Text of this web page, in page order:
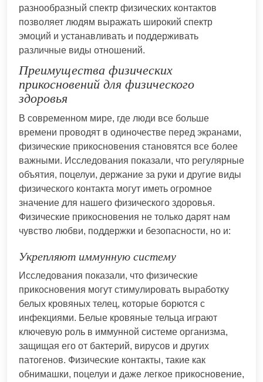
разнообразный спектр физических контактов
позволяет людям выражать широкий спектр
эмоций и устанавливать и поддерживать
различные виды отношений.
Преимущества физических
прикосновений для физического
здоровья
В современном мире, где люди все больше
времени проводят в одиночестве перед экранами,
физические прикосновения становятся все более
важными. Исследования показали, что регулярные
объятия, поцелуи, держание за руки и другие виды
физического контакта могут иметь огромное
значение для нашего физического здоровья.
Физические прикосновения не только дарят нам
чувство любви, поддержки и безопасности, но и:
Укрепляют иммунную систему
Исследования показали, что физические
прикосновения могут стимулировать выработку
белых кровяных телец, которые борются с
инфекциями. Белые кровяные тельца играют
ключевую роль в иммунной системе организма,
защищая его от бактерий, вирусов и других
патогенов. Физические контакты, такие как
обнимашки, поцелуи и даже легкое прикосновение,